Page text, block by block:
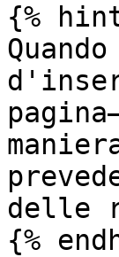
{%
delle
{%